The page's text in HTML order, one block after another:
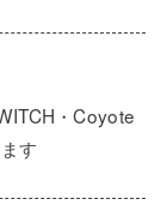
・Coyote
す